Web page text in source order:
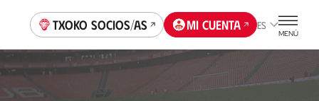
Txoko socios/as Mi cuenta ES
MENÚ